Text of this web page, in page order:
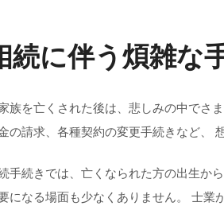
続に伴う煩雑な
族を亡くされた後は、悲しみの中でさ
の請求、各種契約の変更手続きなど、
手続きでは、亡くなられた方の出生か
になる場面も少なくありません。 士業